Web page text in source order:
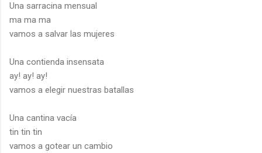
Una sarracina mensual
ma ma ma
vamos a salvar las mujeres
Una contienda insensata
ay! ay! ay!
vamos a elegir nuestras batallas
Una cantina vacía
tin tin tin
vamos a gotear un cambio